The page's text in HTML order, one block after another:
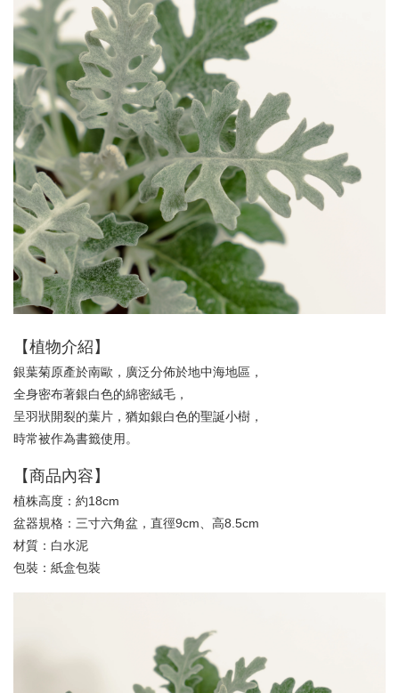
介質加價購
福所栽特製通用介
質
NT$ 140
NT$ 160
- +
福所栽特製草花專
用介質
NT$ 140
NT$ 160
-
福所栽特製多
【植物介紹】
銀葉菊原產於南歐，廣泛分佈於地中海地區，
全身密布著銀白色的綿密絨毛，
呈羽狀開裂的葉片，猶如銀白色的聖誕小樹，
時常被作為書籤使用。
【商品內容】
植株高度： 約18cm
盆器規格： 三寸六角盆 ，直徑9cm、高8.5cm
材質：白水泥
包裝：紙盒包裝